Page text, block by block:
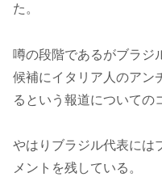
た。
噂の段階であるがブラジ
候補にイタリア人のアン
るという報道についての
やはりブラジル代表には
メントを残している。